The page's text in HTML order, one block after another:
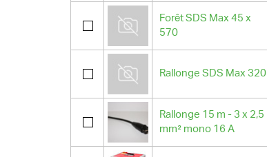
Forêt SDS Max 45 x
570
Rallonge SDS Max 320
Rallonge 15 m - 3 x 2,5
mm² mono 16 A